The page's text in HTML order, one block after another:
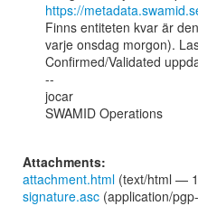
https://
Finns entiteten kvar är
varje onsdag morgon).
Confirmed/Validated
--
jocar
SWAMID Operations
Attachments:
attachment.html (text/html —
signature.asc (application/